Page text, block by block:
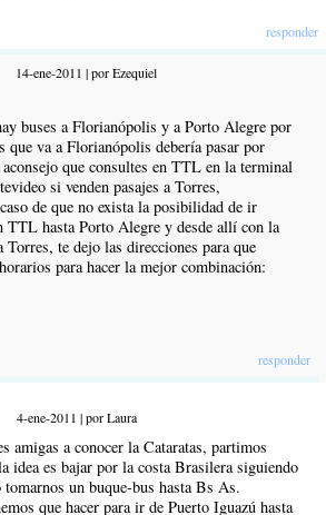
responder
14-ene-2011 | por Ezequiel
buses a Florianópolis y a Porto Alegre por
que va a Florianópolis debería pasar por
que consultes en TTL en la terminal
si venden pasajes a Torres,
de que no exista la posibilidad de ir
TTL hasta Porto Alegre y desde allí con la
te dejo las direcciones para que
para hacer la mejor combinación:
responder
4-ene-2011 | por Laura
amigas a conocer la Cataratas, partimos
idea es bajar por la costa Brasilera siguiendo
un buque-bus hasta Bs As.
que hacer para ir de Puerto Iguazú hasta